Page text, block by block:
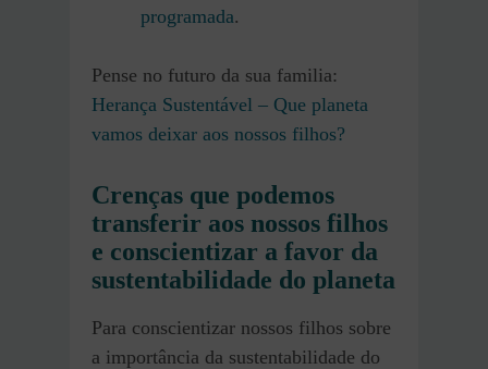
programada.
Pense no futuro da sua familia:
Herança Sustentável – Que planeta
vamos deixar aos nossos filhos?
Crenças que podemos
transferir aos nossos filhos
e conscientizar a favor da
sustentabilidade do planeta
Para conscientizar nossos filhos sobre
a importância da sustentabilidade do